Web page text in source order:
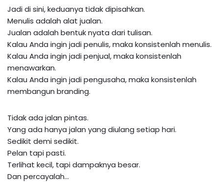
Jadi di sini, keduanya tidak dipisahkan.
Menulis adalah alat jualan.
Jualan adalah bentuk nyata dari tulisan.
Kalau Anda ingin jadi penulis, maka konsistenlah menulis.
Kalau Anda ingin jadi penjual, maka konsistenlah
menawarkan.
Kalau Anda ingin jadi pengusaha, maka konsistenlah
membangun branding.
Tidak ada jalan pintas.
Yang ada hanya jalan yang diulang setiap hari.
Sedikit demi sedikit.
Pelan tapi pasti.
Terlihat kecil, tapi dampaknya besar.
Dan percayalah…